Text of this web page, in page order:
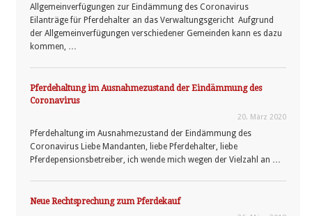
Allgemeinverfügungen zur Eindämmung des Coronavirus
Eilanträge für Pferdehalter an das Verwaltungsgericht Aufgrund
der Allgemeinverfügungen verschiedener Gemeinden kann es dazu
kommen, …
Pferdehaltung im Ausnahmezustand der Eindämmung des
Coronavirus
20. März 2020
Pferdehaltung im Ausnahmezustand der Eindämmung des
Coronavirus Liebe Mandanten, liebe Pferdehalter, liebe
Pferdepensionsbetreiber, ich wende mich wegen der Vielzahl an …
Neue Rechtsprechung zum Pferdekauf